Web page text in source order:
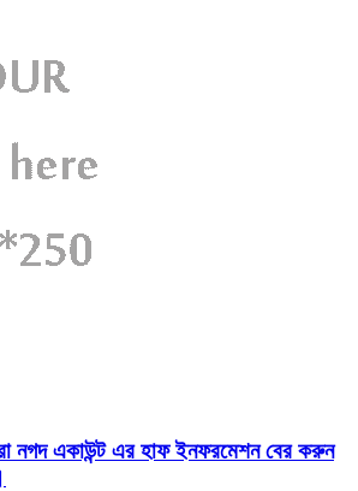
নগদ একাউন্ট এর হাফ ইনফরমেশন বের করুন